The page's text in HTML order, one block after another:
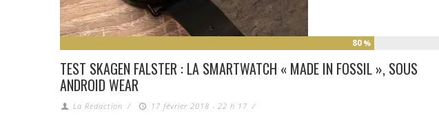
80 %
TEST SKAGEN FALSTER : LA SMARTWATCH « MADE IN FOSSIL », SOUS
ANDROID WEAR
La Redaction / 17 février 2018 - 22 h 17 /